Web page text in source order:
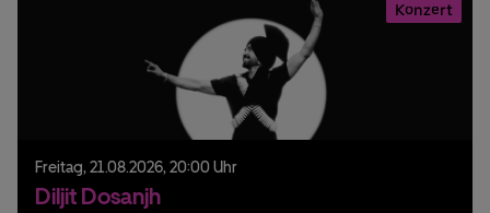
Konzert
Freitag, 21.08.2026, 20:00 Uhr
Diljit Dosanjh